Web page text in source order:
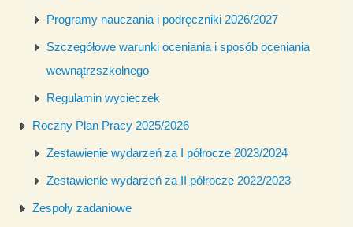
Programy nauczania i podręczniki 2026/2027
Szczegółowe warunki oceniania i sposób oceniania
wewnątrzszkolnego
Regulamin wycieczek
Roczny Plan Pracy 2025/2026
Zestawienie wydarzeń za I półrocze 2023/2024
Zestawienie wydarzeń za II półrocze 2022/2023
Zespoły zadaniowe